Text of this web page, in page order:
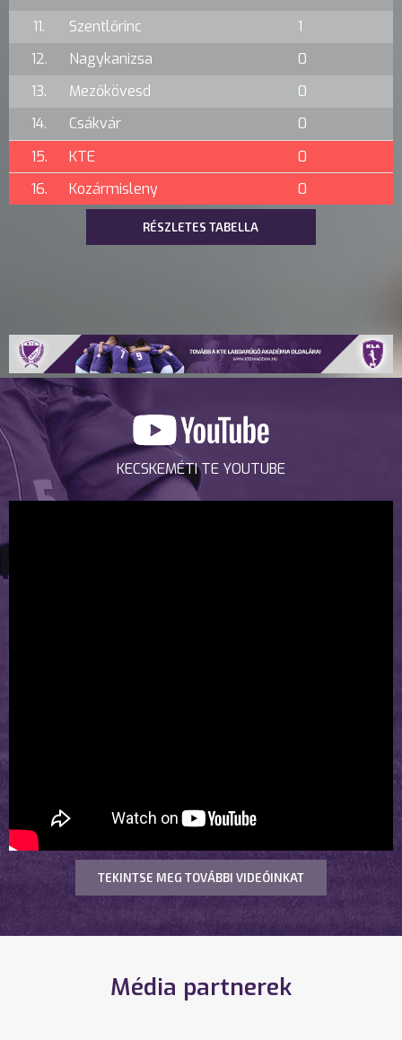
11.
Szentlőrinc
1
12.
Nagykanizsa
0
13.
Mezőkövesd
0
14.
Csákvár
0
15.
KTE
0
16.
Kozármisleny 0
RÉSZLETES TABELLA
KECSKEMÉTI TE YOUTUBE
TEKINTSE MEG TOVÁBBI VIDEÓINKAT
Média partnerek